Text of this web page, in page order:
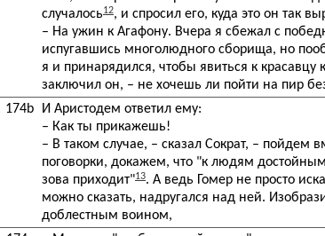
174b
случалось12, и спросил его, куда это он так
– На ужин к Агафону. Вчера я сбежал с
испугавшись многолюдного сборища, но
я и принарядился, чтобы явиться к красавцу
заключил он, – не хочешь ли пойти на пир
И Аристодем ответил ему:
– Как ты прикажешь!
– В таком случае, – сказал Сократ, – пойдем
поговорки, докажем, что "к людям
зова приходит"13. А ведь Гомер не просто
можно сказать, надругался над ней.
доблестным воином,